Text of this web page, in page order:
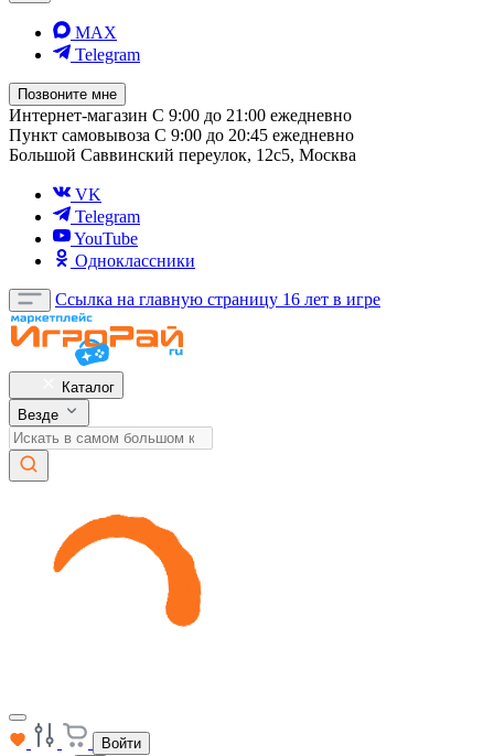
MAX
Telegram
Позвоните мне
Интернет-магазин С 9:00 до 21:00 ежедневно
Пункт самовывоза С 9:00 до 20:45 ежедневно
Большой Саввинский переулок, 12с5, Москва
VK
Telegram
YouTube
Одноклассники
Ссылка на главную страницу 16 лет в игре
Каталог
Везде
Войти